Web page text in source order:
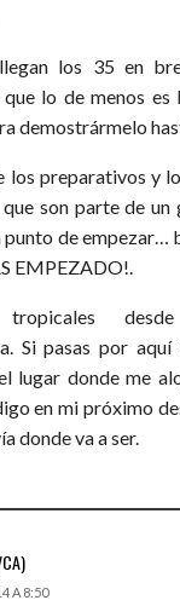
los 35 en
lo de menos es
demostrármelo
los preparativos y
son parte de un
punto de empezar…
EMPEZADO!.
tropicales
Si pasas por
lugar donde me
en mi próximo
donde va a ser.
A 8:50